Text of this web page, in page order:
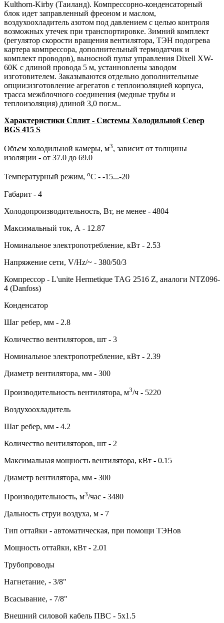
Kulthorn-Kirby (Таиланд). Компрессорно-конденсаторный
блок идет заправленный фреоном и маслом,
воздухоохладитель азотом под давлением с целью контроля
возможных утечек при транспортировке. Зимний комплект
(регулятор скорости вращения вентилятора, ТЭН подогрева
картера компрессора, дополнительный термодатчик и
комплект проводов), выносной пульт управления Dixell XW-
60K с длиной провода 5 м, устанновлены заводом
изготовителем. Заказываются отдельно дополнительные
опции:изготовление агрегатов с теплоизоляцией корпуса,
трасса межблочного соединения (медные трубы и
теплоизоляция) длиной 3,0 пог.м..
Характеристики Сплит - Системы Холодильной Север
BGS 415 S
Объем холодильной камеры, м3, зависит от толщины
изоляции - от 37.0 до 69.0
Температурный режим, оС - -15...-20
Габарит - 4
Холодопроизводительность, Вт, не менее - 4804
Максимальный ток, А - 12.87
Номинальное электропотребление, кВт - 2.53
Напряжение сети, V/Hz/~ - 380/50/3
Компрессор - L'unite Hermetique TAG 2516 Z, аналоги NTZ096-
4 (Danfoss)
Конденсатор
Шаг ребер, мм - 2.8
Количество вентиляторов, шт - 3
Номинальное электропотребление, кВт - 2.39
Диаметр вентилятора, мм - 300
Производительность вентилятора, м3/ч - 5220
Воздухоохладитель
Шаг ребер, мм - 4.2
Количество вентиляторов, шт - 2
Максимальная мощность вентилятора, кВт - 0.15
Диаметр вентилятора, мм - 300
Производительность, м3/час - 3480
Дальность струи воздуха, м - 7
Тип оттайки - автоматическая, при помощи ТЭНов
Мощность оттайки, кВт - 2.01
Трубопроводы
Нагнетание, - 3/8"
Всасывание, - 7/8"
Внешний силовой кабель ПВС - 5х1.5